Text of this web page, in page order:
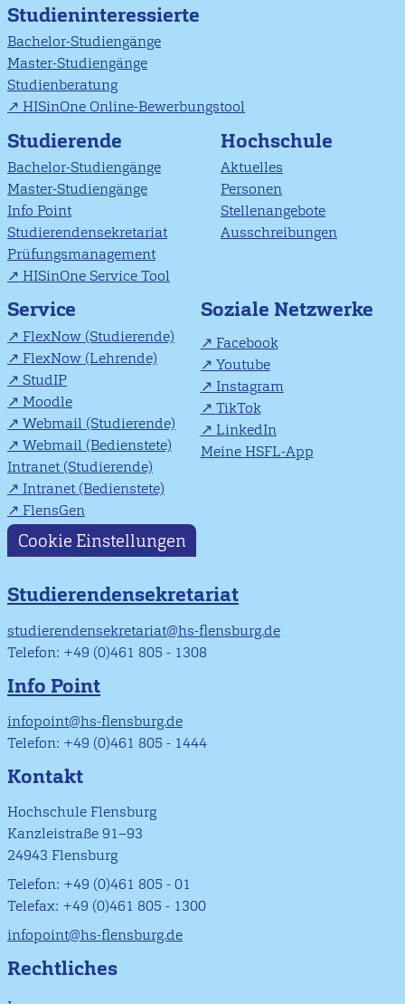
Studieninteressierte
Bachelor-Studiengänge
Master-Studiengänge
Studienberatung
HISinOne Online-Bewerbungstool
Studierende
Bachelor-Studiengänge
Master-Studiengänge
Info Point
Studierendensekretariat
Prüfungsmanagement
HISinOne Service Tool
Hochschule
Aktuelles
Personen
Stellenangebote
Ausschreibungen
Service
FlexNow (Studierende)
FlexNow (Lehrende)
StudIP
Moodle
Webmail (Studierende)
Webmail (Bedienstete)
Intranet (Studierende)
Intranet (Bedienstete)
FlensGen
Soziale Netzwerke
Facebook
Youtube
Instagram
TikTok
LinkedIn
Meine HSFL-App
Cookie Einstellungen
Studierendensekretariat
studierendensekretariat@hs-flensburg.de
Telefon: +49 (0)461 805 - 1308
Info Point
infopoint@hs-flensburg.de
Telefon: +49 (0)461 805 - 1444
Kontakt
Hochschule Flensburg
Kanzleistraße 91–93
24943 Flensburg
Telefon: +49 (0)461 805 - 01
Telefax: +49 (0)461 805 - 1300
infopoint@hs-flensburg.de
Rechtliches